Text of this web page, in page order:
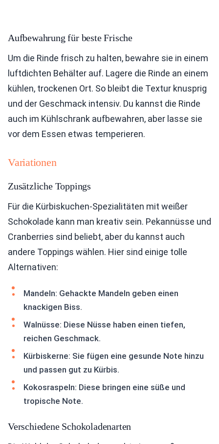
Aufbewahrung für beste Frische
Um die Rinde frisch zu halten, bewahre sie in einem
luftdichten Behälter auf. Lagere die Rinde an einem
kühlen, trockenen Ort. So bleibt die Textur knusprig
und der Geschmack intensiv. Du kannst die Rinde
auch im Kühlschrank aufbewahren, aber lasse sie
vor dem Essen etwas temperieren.
Variationen
Zusätzliche Toppings
Für die Kürbiskuchen-Spezialitäten mit weißer
Schokolade kann man kreativ sein. Pekannüsse und
Cranberries sind beliebt, aber du kannst auch
andere Toppings wählen. Hier sind einige tolle
Alternativen:
Mandeln: Gehackte Mandeln geben einen
knackigen Biss.
Walnüsse: Diese Nüsse haben einen tiefen,
reichen Geschmack.
Kürbiskerne: Sie fügen eine gesunde Note hinzu
und passen gut zu Kürbis.
Kokosraspeln: Diese bringen eine süße und
tropische Note.
Verschiedene Schokoladenarten